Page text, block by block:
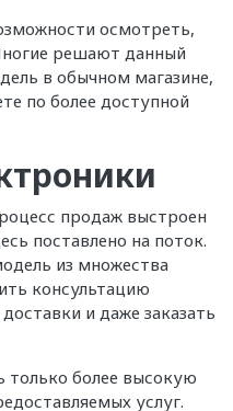
осмотреть,
решают данный
в обычном магазине,
по более доступной
продаж выстроен
поставлено на поток.
из множества
консультацию
и даже заказать
только более высокую
услуг.